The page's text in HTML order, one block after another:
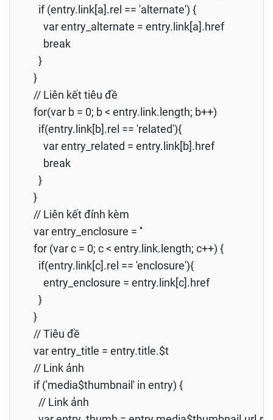
if (entry.link[a].rel == 'alternate') {
var entry_alternate = entry.link[a].href
break
}
}
// Liên kết tiêu đề
for(var b = 0; b < entry.link.length; b++)
if(entry.link[b].rel == 'related'){
var entry_related = entry.link[b].href
break
}
}
// Liên kết đính kèm
var entry_enclosure = ''
for (var c = 0; c < entry.link.length; c++) {
if(entry.link[c].rel == 'enclosure'){
entry_enclosure = entry.link[c].href
}
}
// Tiêu đề
var entry_title = entry.title.$t
// Link ảnh
if ('media$thumbnail' in entry) {
// Link ảnh